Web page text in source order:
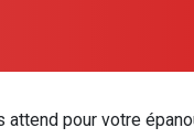
attend pour votre